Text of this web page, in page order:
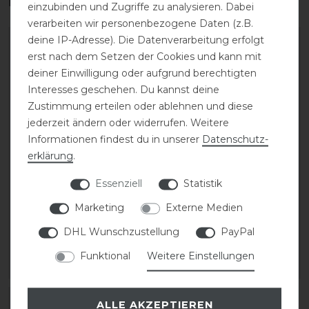
Waldhausen Reithalfter
39,95 € *
ARTIKEL MERKEN
Dyon Reithalfter
109,99 € *
einzubinden und Zugriffe zu analysieren. Dabei
verarbeiten wir personenbezogene Daten (z.B.
deine IP-Adresse). Die Datenverarbeitung erfolgt
erst nach dem Setzen der Cookies und kann mit
deiner Einwilligung oder aufgrund berechtigten
Interesses geschehen. Du kannst deine
Zustimmung erteilen oder ablehnen und diese
jederzeit ändern oder widerrufen. Weitere
Informationen findest du in unserer Daten­schutz­
erklärung.
Essenziell
Statistik
Marketing
Externe Medien
DHL Wunschzustellung
PayPal
Funktional
Weitere Einstellungen
ALLE AKZEPTIEREN